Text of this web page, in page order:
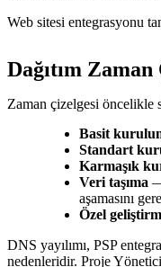
Web sitesi entegrasyonu
Dağıtım
Zaman çizelgesi öncelikle
Basit
Standart
Karmaşık
Veri taşıma
aşamasını
Özel
DNS yayılımı, PSP
nedenleridir. Proje